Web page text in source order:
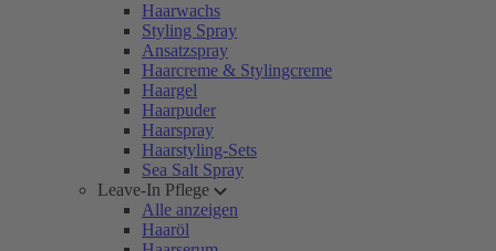
Haarwachs
Styling Spray
Ansatzspray
Haarcreme & Stylingcreme
Haargel
Haarpuder
Haarspray
Haarstyling-Sets
Sea Salt Spray
Leave-In Pflege
Alle anzeigen
Haaröl